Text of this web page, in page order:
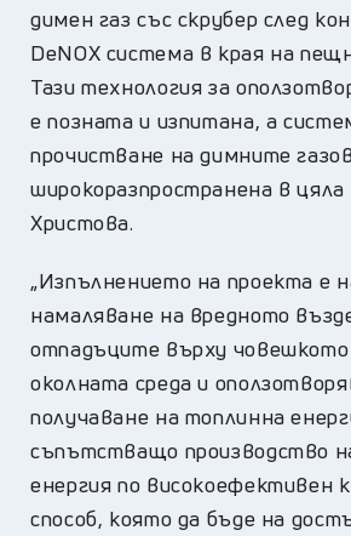
димен газ със скрубер след
DeNOX система в края на
Тази технология за
е позната и изпитана, а
прочистване на димните
широкоразпространена в цяла
Христова.
„Изпълнението на проекта е
намаляване на вредното
отпадъците върху човешкото
околната среда и
получаване на топлинна
съпътстващо производство
енергия по високоефективен
способ, която да бъде на